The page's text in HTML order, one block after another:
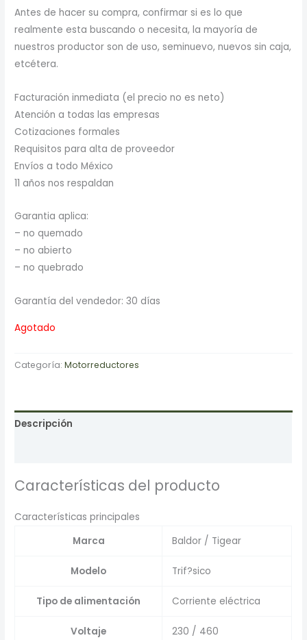
Antes de hacer su compra, confirmar si es lo que
realmente esta buscando o necesita, la mayoría de
nuestros productor son de uso, seminuevo, nuevos sin caja,
etcétera.
Facturación inmediata (el precio no es neto)
Atención a todas las empresas
Cotizaciones formales
Requisitos para alta de proveedor
Envíos a todo México
11 años nos respaldan
Garantia aplica:
– no quemado
– no abierto
– no quebrado
Garantía del vendedor: 30 días
Agotado
Categoría:Motorreductores
Descripción
Características del producto
Características principales
Marca
Baldor / Tigear
Modelo Trif?sico
Tipo de alimentación Corriente eléctrica
Voltaje 230 / 460